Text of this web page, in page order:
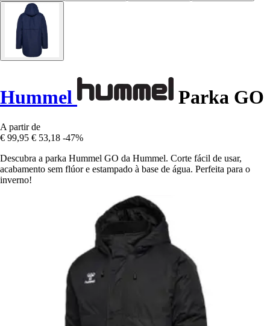
Hummel Parka GO
A partir de
€ 99,95 € 53,18 -47%
Descubra a parka Hummel GO da Hummel. Corte fácil de usar,
acabamento sem flúor e estampado à base de água. Perfeita para o
inverno!